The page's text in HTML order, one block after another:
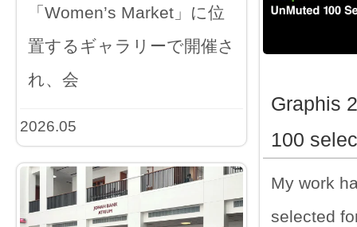
「Women’s Market」に位
置するギャラリーで開催さ
れ、会
2026.05
Graphis
100
My work
selected